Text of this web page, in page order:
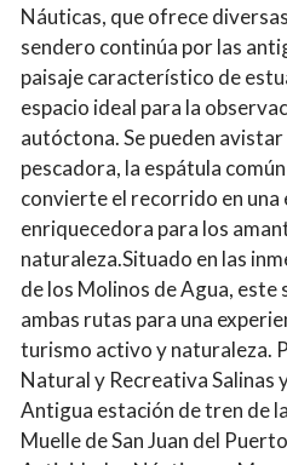
Náuticas, que ofrece
sendero continúa por las
paisaje característico de
espacio ideal para la
autóctona. Se pueden
pescadora, la espátula
convierte el recorrido en una
enriquecedora para los
naturaleza.Situado en las
de los Molinos de Agua,
ambas rutas para una
turismo activo y naturaleza.
Natural y Recreativa Salinas
Antigua estación de tren de
Muelle de San Juan del